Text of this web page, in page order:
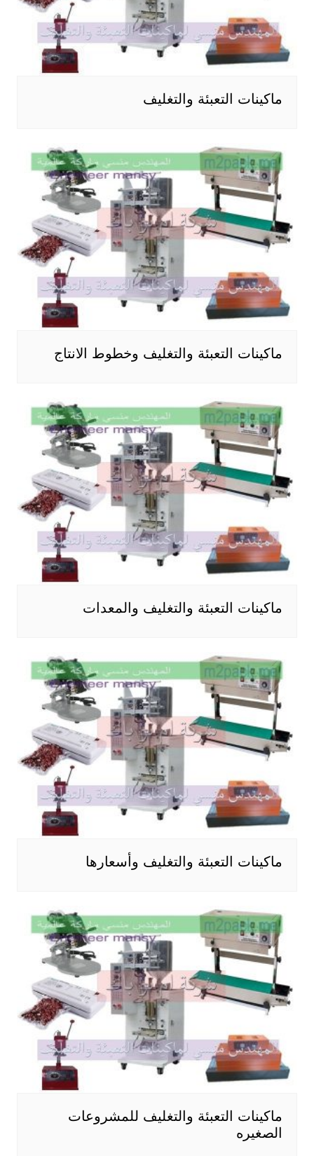
ماكينات التعبئة والتغليف
ماكينات التعبئة والتغليف وخطوط الانتاج
ماكينات التعبئة والتغليف والمعدات
ماكينات التعبئة والتغليف وأسعارها
ماكينات التعبئة والتغليف للمشروعات
الصغيره